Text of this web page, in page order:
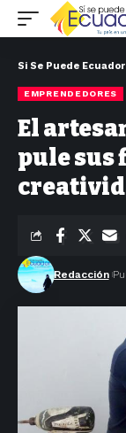
Si Se Puede Ecuador
EMPRENDEDORES
El
pule sus
Redacción